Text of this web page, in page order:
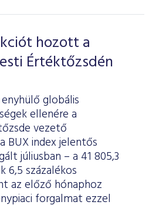
hozott a
Értéktőzsdén
globális
ellenére a
vezető
BUX index jelentős
júliusban – a 41 805,3
6,5 százalékos
az előző hónaphoz
forgalmat ezzel